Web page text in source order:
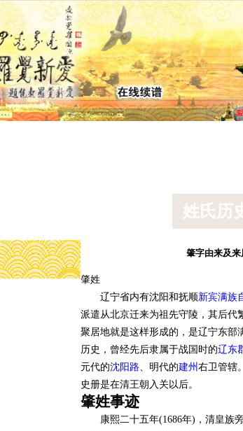
姓氏历
肇字由来及来
肇姓
辽宁省内有沈阳和抚顺新宾满族
派遣从北京迁来为祖先守陵，其后代
聚居地就是这样形成的，是辽宁东部
历史，曾经先后隶属于战国时的辽东
元代的沈阳路、明代的建州右卫管辖
史册是在清王朝入关以后。
肇姓事迹
康熙二十五年(1686年)，清皇族